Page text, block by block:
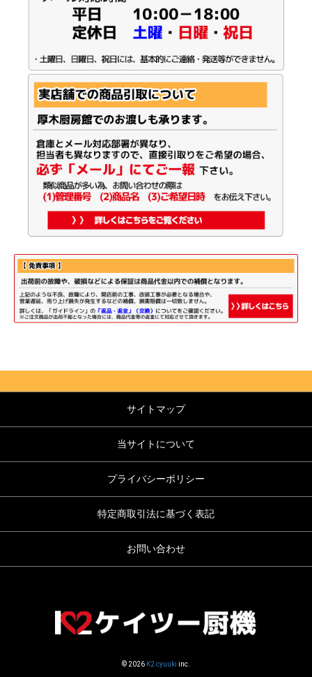
サイトマップ
当サイトについて
プライバシーポリシー
特定商取引法に基づく表記
お問い合わせ
© 2026 K2 cyuuki inc.